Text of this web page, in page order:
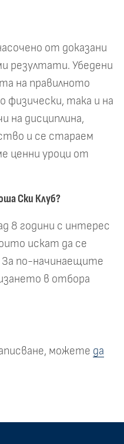
от доказани
резултати. Убедени
на правилното
физически, така и на
на дисциплина,
и се стараем
ценни уроци от
Ски Клуб?
8 години с интерес
искат да се
За по-начинаещите
в отбора
можете да